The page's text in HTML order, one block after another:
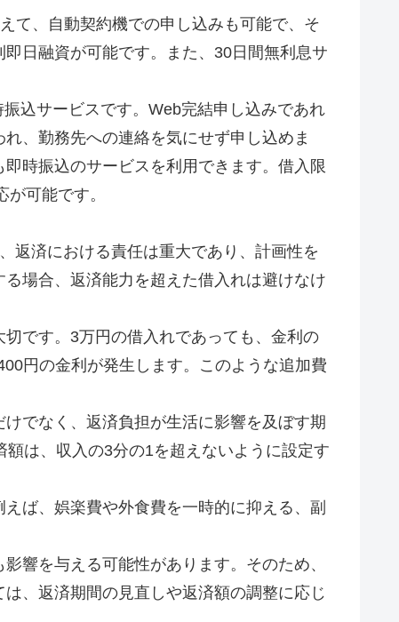
て、自動契約機での申し込みも可能で、そ
日融資が可能です。また、30日間無利息サ
込サービスです。Web完結申し込みであれ
、勤務先への連絡を気にせず申し込めま
時振込のサービスを利用できます。借入限
可能です。
返済における責任は重大であり、計画性を
場合、返済能力を超えた借入れは避けなけ
です。3万円の借入れであっても、金利の
円の金利が発生します。このような追加費
でなく、返済負担が生活に影響を及ぼす期
は、収入の3分の1を超えないように設定す
ば、娯楽費や外食費を一時的に抑える、副
響を与える可能性があります。そのため、
、返済期間の見直しや返済額の調整に応じ